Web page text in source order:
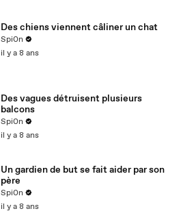
Des chiens viennent câliner un chat
Spi0n
il y a 8 ans
Des vagues détruisent plusieurs
balcons
Spi0n
il y a 8 ans
Un gardien de but se fait aider par son
père
Spi0n
il y a 8 ans